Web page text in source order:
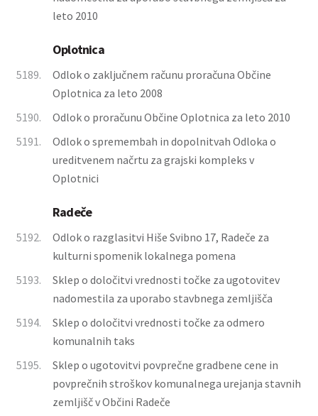
leto 2010
Oplotnica
5189.
Odlok o zaključnem računu proračuna Občine
Oplotnica za leto 2008
5190.
Odlok o proračunu Občine Oplotnica za leto 2010
5191.
Odlok o spremembah in dopolnitvah Odloka o
ureditvenem načrtu za grajski kompleks v
Oplotnici
Radeče
5192.
Odlok o razglasitvi Hiše Svibno 17, Radeče za
kulturni spomenik lokalnega pomena
5193.
Sklep o določitvi vrednosti točke za ugotovitev
nadomestila za uporabo stavbnega zemljišča
5194.
Sklep o določitvi vrednosti točke za odmero
komunalnih taks
5195.
Sklep o ugotovitvi povprečne gradbene cene in
povprečnih stroškov komunalnega urejanja stavnih
zemljišč v Občini Radeče